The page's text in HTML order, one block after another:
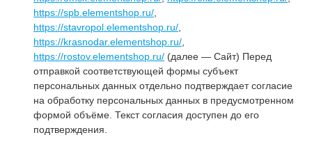
https://spb.elementshop.ru/
https://stavropol.elementshop.ru/
https://krasnodar.elementshop.ru/
https://rostov.elementshop.ru/ (далее — Сайт) Перед
отправкой соответствующей формы субъект
персональных данных отдельно подтверждает согласие
на обработку персональных данных в предусмотренном
формой объёме. Текст согласия доступен до его
подтверждения.